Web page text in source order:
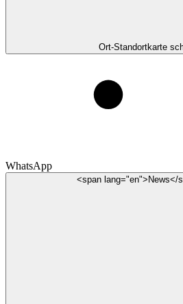
Ort-Standortkarte
WhatsApp
<span lang="en">News</